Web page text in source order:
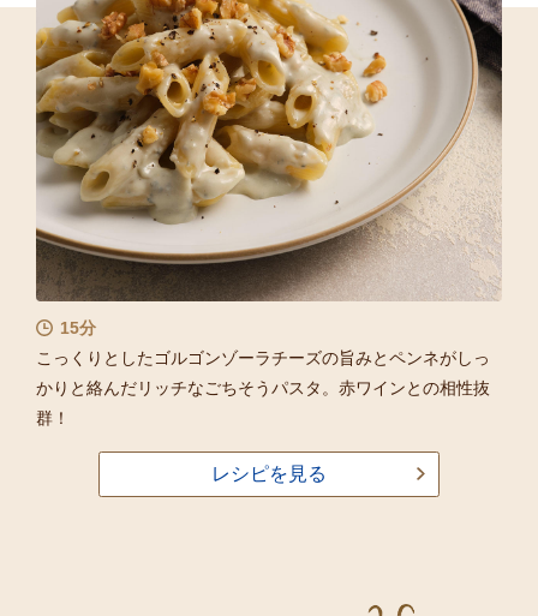
15分
こっくりとしたゴルゴンゾーラチーズの旨みとペンネがしっ
かりと絡んだリッチなごちそうパスタ。赤ワインとの相性抜
群！
レシピを見る